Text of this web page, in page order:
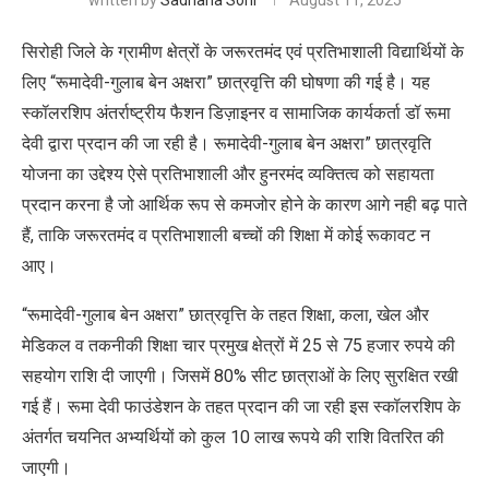
सिरोही जिले के ग्रामीण क्षेत्रों के जरूरतमंद एवं प्रतिभाशाली विद्यार्थियों के
लिए “रूमादेवी-गुलाब बेन अक्षरा” छात्रवृत्ति की घोषणा की गई है। यह
स्कॉलरशिप अंतर्राष्ट्रीय फैशन डिज़ाइनर व सामाजिक कार्यकर्ता डॉ रूमा
देवी द्वारा प्रदान की जा रही है। रूमादेवी-गुलाब बेन अक्षरा” छात्रवृति
योजना का उद्देश्य ऐसे प्रतिभाशाली और हुनरमंद व्यक्तित्व को सहायता
प्रदान करना है जो आर्थिक रूप से कमजोर होने के कारण आगे नही बढ़ पाते
हैं, ताकि जरूरतमंद व प्रतिभाशाली बच्चों की शिक्षा में कोई रूकावट न
आए।
“रूमादेवी-गुलाब बेन अक्षरा” छात्रवृत्ति के तहत शिक्षा, कला, खेल और
मेडिकल व तकनीकी शिक्षा चार प्रमुख क्षेत्रों में 25 से 75 हजार रुपये की
सहयोग राशि दी जाएगी। जिसमें 80% सीट छात्राओं के लिए सुरक्षित रखी
गई हैं। रूमा देवी फाउंडेशन के तहत प्रदान की जा रही इस स्कॉलरशिप के
अंतर्गत चयनित अभ्यर्थियों को कुल 10 लाख रूपये की राशि वितरित की
जाएगी।